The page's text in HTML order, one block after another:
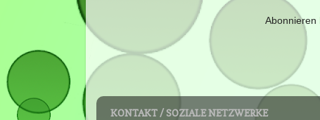
Abonnieren
KONTAKT / SOZIALE NETZWERKE